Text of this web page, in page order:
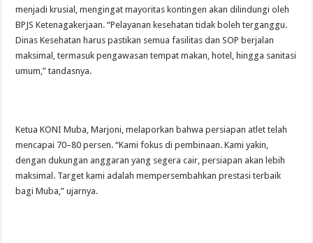
menjadi krusial, mengingat mayoritas kontingen akan dilindungi oleh
BPJS Ketenagakerjaan. “Pelayanan kesehatan tidak boleh terganggu.
Dinas Kesehatan harus pastikan semua fasilitas dan SOP berjalan
maksimal, termasuk pengawasan tempat makan, hotel, hingga sanitasi
umum,” tandasnya.
Ketua KONI Muba, Marjoni, melaporkan bahwa persiapan atlet telah
mencapai 70–80 persen. “Kami fokus di pembinaan. Kami yakin,
dengan dukungan anggaran yang segera cair, persiapan akan lebih
maksimal. Target kami adalah mempersembahkan prestasi terbaik
bagi Muba,” ujarnya.